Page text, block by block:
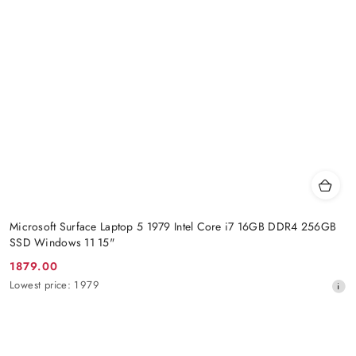
Microsoft Surface Laptop 5 1979 Intel Core i7 16GB DDR4 256GB
SSD Windows 11 15"
Promotion
price:
1879.00
Lowest
Lowest price: 1979